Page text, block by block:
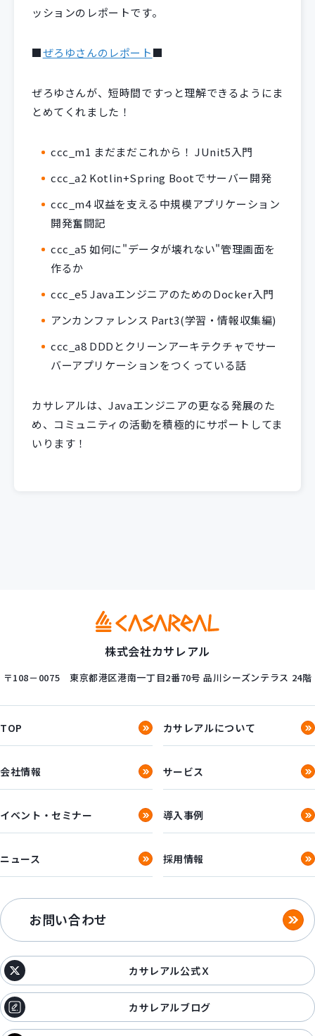
ッションのレポートです。
■ぜろゆさんのレポート■
ぜろゆさんが、短時間ですっと理解できるようにま
とめてくれました！
ccc_m1 まだまだこれから！ JUnit5入門
ccc_a2 Kotlin+Spring Bootでサーバー開発
ccc_m4 収益を支える中規模アプリケーション
開発奮闘記
ccc_a5 如何に"データが壊れない"管理画面を
作るか
ccc_e5 JavaエンジニアのためのDocker入門
アンカンファレンス Part3(学習・情報収集編)
ccc_a8 DDDとクリーンアーキテクチャでサー
バーアプリケーションをつくっている話
カサレアルは、Javaエンジニアの更なる発展のた
め、コミュニティの活動を積極的にサポートしてま
いります！
株式会社カサレアル
〒108－0075 東京都港区港南一丁目2番70号 品川シーズンテラス 24階
TOP カサレアルについて
会社情報 サービス
イベント・セミナー 導入事例
ニュース 採用情報
お問い合わせ
カサレアル公式Ｘ
カサレアルブログ